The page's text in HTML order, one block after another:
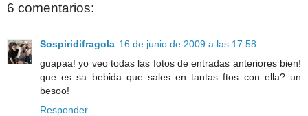
6 comentarios:
Sospiridifragola 16 de junio de 2009 a las 17:58
guapaa! yo veo todas las fotos de entradas anteriores bien!
que es sa bebida que sales en tantas ftos con ella? un
besoo!
Responder